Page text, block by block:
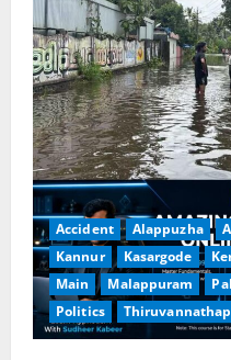
Accident Alappuzha
Kannur
Kasargode
Main
Malappuram
Politics